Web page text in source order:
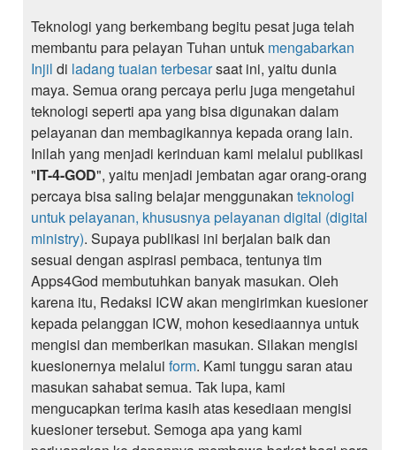
Teknologi yang berkembang begitu pesat juga telah
membantu para pelayan Tuhan untuk mengabarkan
Injil di ladang tuaian terbesarsaat ini, yaitu dunia
maya. Semua orang percaya perlu juga mengetahui
teknologi seperti apa yang bisa digunakan dalam
pelayanan dan membagikannya kepada orang lain.
Inilah yang menjadi kerinduan kami melalui publikasi
"IT-4-GOD", yaitu menjadi jembatan agar orang-orang
percaya bisa saling belajar menggunakan teknologi
untuk pelayanan, khususnya pelayanan digital (digital
ministry). Supaya publikasi ini berjalan baik dan
sesuai dengan aspirasi pembaca, tentunya tim
Apps4God membutuhkan banyak masukan. Oleh
karena itu, Redaksi ICW akan mengirimkan kuesioner
kepada pelanggan ICW, mohon kesediaannya untuk
mengisi dan memberikan masukan. Silakan mengisi
kuesionernya melalui form. Kami tunggu saran atau
masukan sahabat semua. Tak lupa, kami
mengucapkan terima kasih atas kesediaan mengisi
kuesioner tersebut. Semoga apa yang kami